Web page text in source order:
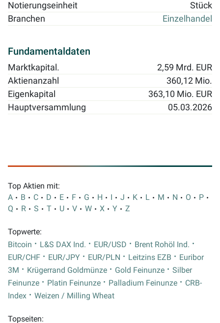
Notierungseinheit
Stück
Branchen
Einzelhandel
Fundamentaldaten
Marktkapital.
2,59 Mrd. EUR
Aktienanzahl
360,12 Mio.
Eigenkapital
363,10 Mio. EUR
Hauptversammlung
05.03.2026
Top Aktien mit:
A
B C D E F G H I J K L M N O
P
Q
R S T U V W X Y Z
Topwerte:
Bitcoin
L&S DAX Ind. EUR/USD
Brent Rohöl Ind.
EUR/CHF
EUR/JPY EUR/PLN Leitzins EZB
Euribor
3M
Krügerrand Goldmünze Gold Feinunze
Silber
Feinunze
Platin Feinunze Palladium Feinunze
CRB-
Index
Weizen / Milling Wheat
Topseiten: